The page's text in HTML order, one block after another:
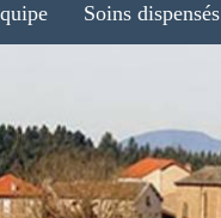
Soins dispensés